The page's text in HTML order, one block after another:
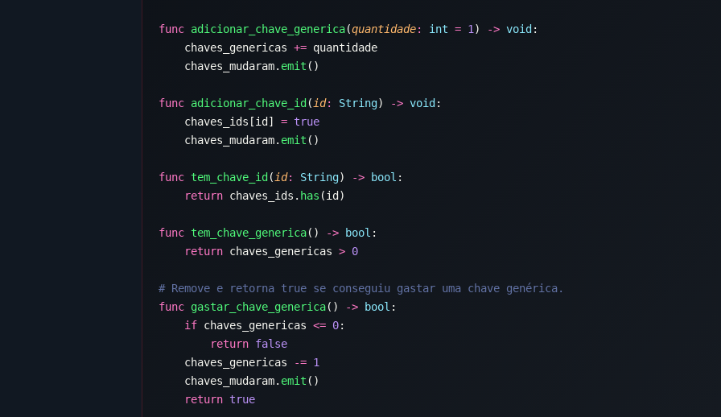
func adicionar_chave_generica(quantidade: int = 1 ) -> void
    chaves_genericas
+=
    chaves_mudaram.
emit
func adicionar_chave_id ( id: String) -> void
    chaves_ids[id]
=
    chaves_mudaram.
emit
func tem_chave_id ( id: String) -> bool
    return
chaves_ids. has
func tem_chave_generica() -> bool
    return
chaves_genericas >
func gastar_chave_generica() -> bool
    if
chaves_genericas <= 0
        return
    chaves_genericas
-=
    chaves_mudaram.
emit
    return